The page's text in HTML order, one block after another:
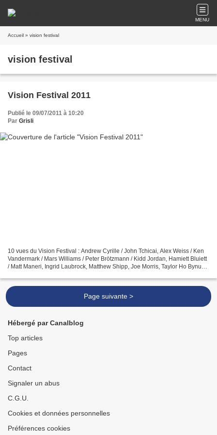
MENU
Accueil » vision festival
vision festival
Vision Festival 2011
Publié le 09/07/2011 à 10:20
Par Grisli
10 vues du Vision Festival : Andrew Cyrille / John Tchicai, Alex Weiss / Ken
Vandermark / Mars Williams / Peter Brötzmann / Kidd Jordan, Hamiett Bluiett
/ Matt Maneri, Ingrid Laubrock, Matthew Shipp, Joe Morris, Taylor Ho Bynum /
Page suivante >
Hébergé par Canalblog
Top articles
Pages
Contact
Signaler un abus
C.G.U.
Cookies et données personnelles
Préférences cookies